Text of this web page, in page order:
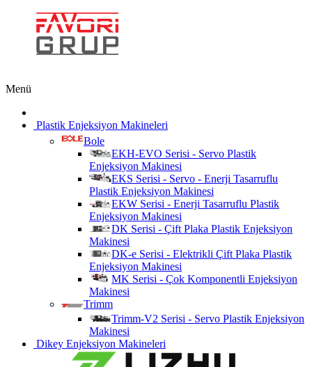
Menü
Plastik Enjeksiyon Makineleri
Bole
EKH-EVO Serisi - Servo Plastik
Enjeksiyon Makinesi
EKS Serisi - Servo - Enerji Tasarruflu
Plastik Enjeksiyon Makinesi
EKW Serisi - Enerji Tasarruflu Plastik
Enjeksiyon Makinesi
DK Serisi - Çift Plaka Plastik Enjeksiyon
Makinesi
DK-e Serisi - Elektrikli Çift Plaka Plastik
Enjeksiyon Makinesi
MK Serisi - Çok Komponentli Enjeksiyon
Makinesi
Trimm
Trimm-V2 Serisi - Servo Plastik Enjeksiyon
Makinesi
Dikey Enjeksiyon Makineleri